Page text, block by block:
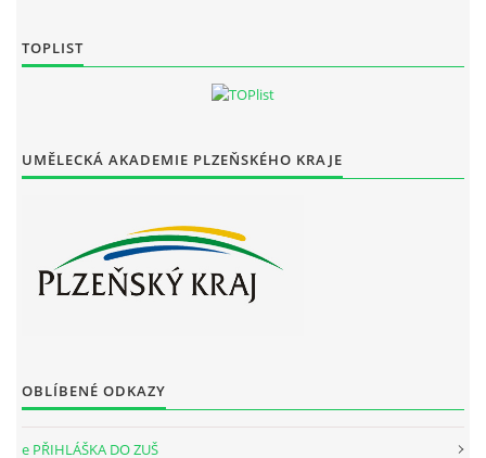
TOPLIST
UMĚLECKÁ AKADEMIE PLZEŇSKÉHO KRAJE
OBLÍBENÉ ODKAZY
e PŘIHLÁŠKA DO ZUŠ